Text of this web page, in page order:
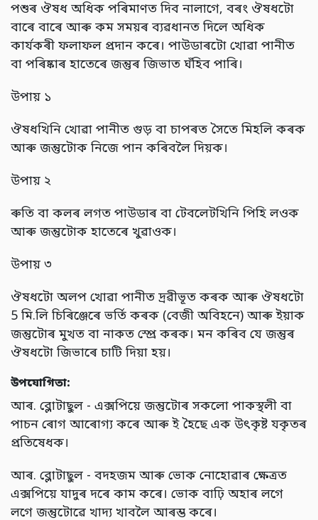
পশুৰ ঔষধ অধিক পৰিমাণত দিব নালাগে, বৰং ঔষধটো
বাৰে বাৰে আৰু কম সময়ৰ ব্যৱধানত দিলে অধিক
কাৰ্যকৰী ফলাফল প্ৰদান কৰে। পাউডাৰটো খোৱা পানীত
বা পৰিষ্কাৰ হাতেৰে জন্তুৰ জিভাত ঘঁহিব পাৰি।
উপায় ১
ঔষধখিনি খোৱা পানীত গুড় বা চাপৰত সৈতে মিহলি কৰক
আৰু জন্তুটোক নিজে পান কৰিবলৈ দিয়ক।
উপায় ২
ৰুতি বা কলৰ লগত পাউডাৰ বা টেবলেটখিনি পিহি লওক
আৰু জন্তুটোক হাতেৰে খুৱাওক।
উপায় ৩
ঔষধটো অলপ খোৱা পানীত দ্ৰৱীভূত কৰক আৰু ঔষধটো
5 মি.লি চিৰিঞ্জেৰে ভৰ্তি কৰক (বেজী অবিহনে) আৰু ইয়াক
জন্তুটোৰ মুখত বা নাকত স্প্ৰে কৰক। মন কৰিব যে জন্তুৰ
ঔষধটো জিভাৰে চাটি দিয়া হয়।
উপযোগিতা:
আৰ. ব্লোটাছুল - এক্সপিয়ে জন্তুটোৰ সকলো পাকস্থলী বা
পাচন ৰোগ আৰোগ্য কৰে আৰু ই হৈছে এক উৎকৃষ্ট যকৃতৰ
প্রতিষেধক।
আৰ. ব্লোটাছুল - বদহজম আৰু ভোক নোহোৱাৰ ক্ষেত্ৰত
এক্সপিয়ে যাদুৰ দৰে কাম কৰে। ভোক বাঢ়ি অহাৰ লগে
লগে জন্তুটোৱে খাদ্য খাবলৈ আৰম্ভ কৰে।